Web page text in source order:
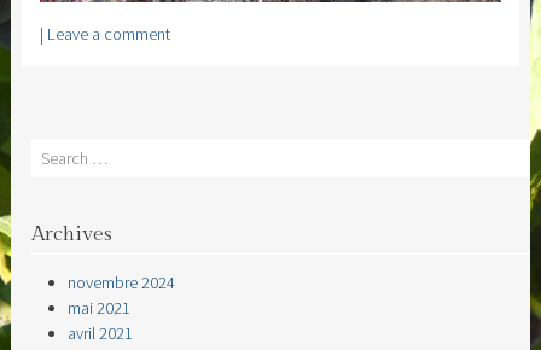
| Leave a comment
Search
Archives
novembre 2024
mai 2021
avril 2021